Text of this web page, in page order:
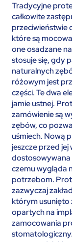
Tradycyjne
całkowite
przeciwieństwie
które są
one osadzane
stosuje się, gdy
naturalnych
różowym jest
części. Te dwa
jamie ustnej.
zamówienie są
zębów, co
uśmiech. Nową
jeszcze przed
dostosowywana
czemu wygląda
potrzebom.
zazwyczaj
którym
opartych na
zamocowania